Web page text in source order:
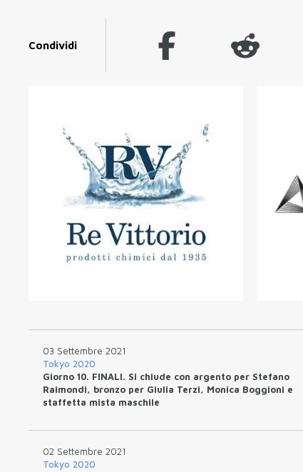
Condividi
03 Settembre 2021
Tokyo 2020
Giorno 10. FINALI. Si chiude con argento per Stefano
Raimondi, bronzo per Giulia Terzi, Monica Boggioni e
staffetta mista maschile
02 Settembre 2021
Tokyo 2020